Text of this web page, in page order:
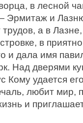
в лесной
Эрмитаж и
а в
в
и дала имя
Над дверями
Кому удается
любит мир,
и